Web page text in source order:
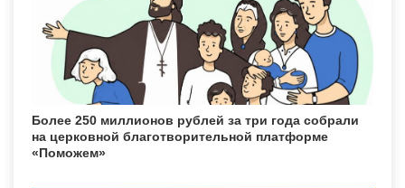
Более 250 миллионов рублей за три года собрали
на церковной благотворительной платформе
«Поможем»